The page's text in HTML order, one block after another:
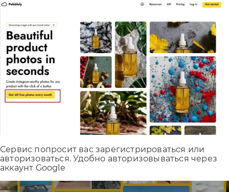
Сервис попросит вас зарегистрироваться или
авторизоваться. Удобно авторизовываться через
аккаунт Google